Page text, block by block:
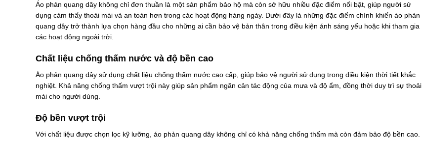
Áo phản quang dây không chỉ đơn thuần là một sản phẩm bảo hộ mà còn sở hữu nhiều đặc điểm nổi bật, giúp người sử
dụng cảm thấy thoải mái và an toàn hơn trong các hoạt động hàng ngày. Dưới đây là những đặc điểm chính khiến áo phản
quang dây trở thành lựa chọn hàng đầu cho những ai cần bảo vệ bản thân trong điều kiện ánh sáng yếu hoặc khi tham gia
các hoạt động ngoài trời.
Chất liệu chống thấm nước và độ bền cao
Áo phản quang dây sử dụng chất liệu chống thấm nước cao cấp, giúp bảo vệ người sử dụng trong điều kiện thời tiết khắc
nghiệt. Khả năng chống thấm vượt trội này giúp sản phẩm ngăn cản tác động của mưa và độ ẩm, đồng thời duy trì sự thoải
mái cho người dùng.
Độ bền vượt trội
Với chất liệu được chọn lọc kỹ lưỡng, áo phản quang dây không chỉ có khả năng chống thấm mà còn đảm bảo độ bền cao.